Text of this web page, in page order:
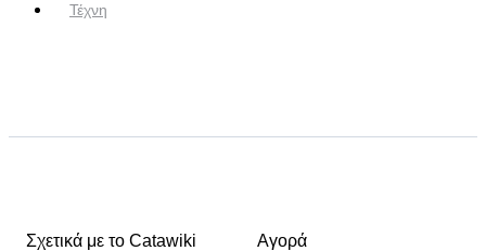
Τέχνη
Σχετικά με το Catawiki Αγορά